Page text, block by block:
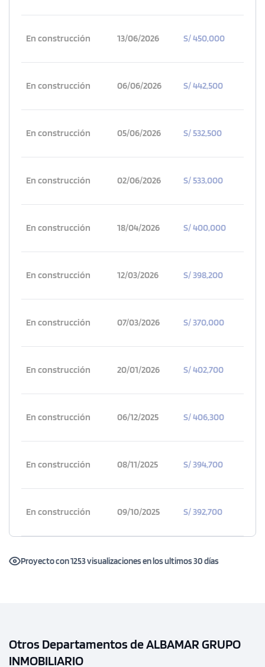
En construcción 13/06/2026 S/ 450,000
En construcción 06/06/2026 S/ 442,500
En construcción 05/06/2026 S/ 532,500
En construcción 02/06/2026 S/ 533,000
En construcción 18/04/2026 S/ 400,000
En construcción 12/03/2026 S/ 398,200
En construcción 07/03/2026 S/ 370,000
En construcción 20/01/2026 S/ 402,700
En construcción 06/12/2025 S/ 406,300
En construcción 08/11/2025 S/ 394,700
En construcción 09/10/2025 S/ 392,700
Proyecto con 1253 visualizaciones en los ultimos 30 días
Otros Departamentos de ALBAMAR GRUPO
INMOBILIARIO